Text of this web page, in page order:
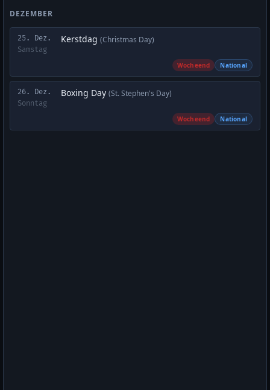
DEZEMBER
25. Dez.
Samstag
Kerstdag (Christmas Day)
Wocheend National
26. Dez.
Sonntag
Boxing Day (St. Stephen's Day)
Wocheend National